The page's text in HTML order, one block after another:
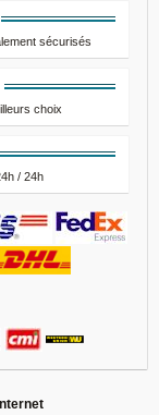
sécurisés
choix
/ 24h